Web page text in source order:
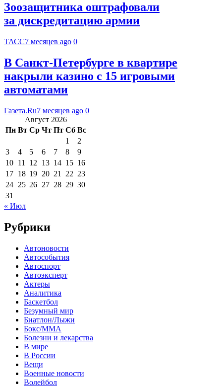
Зоозащитника оштрафовали
за дискредитацию армии
ТАСС7 месяцев ago 0
В Санкт-Петербурге в квартире
накрыли казино с 15 игровыми
автоматами
Газета.Ru7 месяцев ago 0
Август 2026
Пн Вт Ср Чт Пт Сб Вс
1
2
3
4 5 6 7 8
9
10 11 12 13 14 15 16
17 18 19 20 21 22 23
24 25 26 27 28 29 30
31
« Июл
Рубрики
Автоновости
Автособытия
Автоспорт
Автоэксперт
Актеры
Аналитика
Баскетбол
Безумный мир
Биатлон/Лыжи
Бокс/MMA
Болезни и лекарства
В мире
В России
Вещи
Военные новости
Волейбол